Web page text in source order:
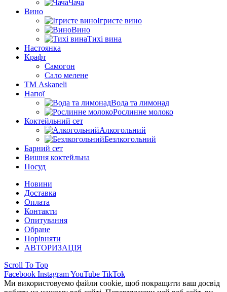
Чача
Вино
Ігристе вино
Вино
Тихі вина
Настоянка
Крафт
Самогон
Сало мелене
ТМ Askaneli
Напої
Вода та лимонад
Рослинне молоко
Коктейльний сет
Алкогольний
Безлкогольний
Барний сет
Вишня коктейльна
Посуд
Новини
Доставка
Оплата
Контакти
Опитування
Обране
Порівняти
АВТОРИЗАЦІЯ
Scroll To Top
Facebook InstagramYouTube TikTok
Ми використовуємо файли cookie, щоб покращити ваш досвід